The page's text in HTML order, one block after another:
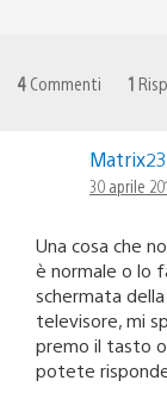
4 Commenti 1
30 aprile
Una cosa che
è normale o lo
schermata
televisore, mi
premo il tasto
potete